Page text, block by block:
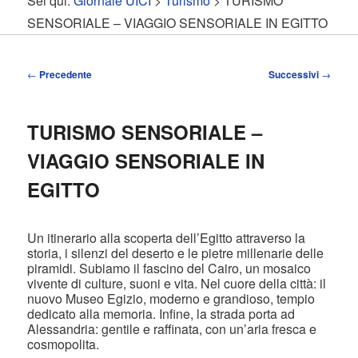
contenuto
contenuto
SENSORIALE – VIAGGIO SENSORIALE IN EGITTO
Navigazione
← Precedente Successivi →
TURISMO SENSORIALE –
VIAGGIO SENSORIALE IN
EGITTO
Un itinerario alla scoperta dell’Egitto attraverso la
storia, i silenzi del deserto e le pietre millenarie delle
piramidi. Subiamo il fascino del Cairo, un mosaico
vivente di culture, suoni e vita. Nel cuore della città: il
nuovo Museo Egizio, moderno e grandioso, tempio
dedicato alla memoria. Infine, la strada porta ad
Alessandria: gentile e raffinata, con un’aria fresca e
cosmopolita.